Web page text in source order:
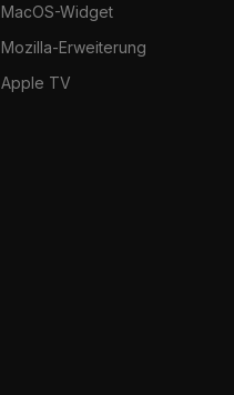
MacOS-Widget
Mozilla-Erweiterung
Apple TV